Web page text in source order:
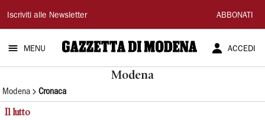
Gazzetta
di
Modena
Iscriviti alle Newsletter ABBONATI
MENU ACCEDI
Modena
Modena Cronaca
Il lutto